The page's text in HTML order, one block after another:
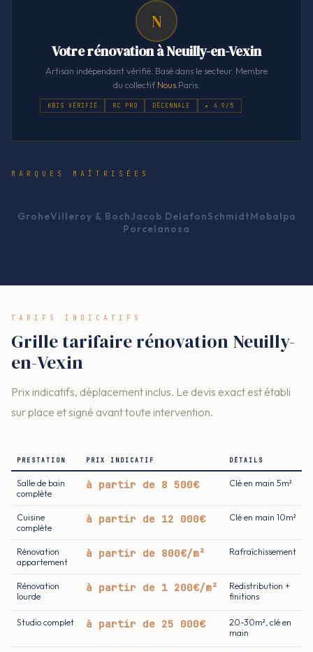
N
Votre rénovation à Neuilly-en-Vexin
Artisan indépendant vérifié. Basé dans le secteur. Membre
du collectifNous .Paris.
KBIS VÉRIFIÉ RC PRO DÉCENNALE ★ 4.9/5
MARQUES MAÎTRISÉES
GroheVilleroy & BochJacob DelafonSchmidtMobalpa
Porcelanosa
TARIFS INDICATIFS
Grille tarifaire rénovation Neuilly-
en-Vexin
Prix indicatifs, déplacement inclus. Le devis exact est établi
sur place et signé avant toute intervention.
PRESTATION PRIX INDICATIF DÉTAILS
Salle de bain
complète
à partir de 8 500€ Clé en main 5m²
Cuisine
complète
à partir de 12 000€ Clé en main 10m²
Rénovation
appartement
à partir de 800€/m² Rafraîchissement
Rénovation
lourde
à partir de 1 200€/m²
Redistribution +
finitions
Studio complet à partir de 25 000€
20-30m², clé en
main